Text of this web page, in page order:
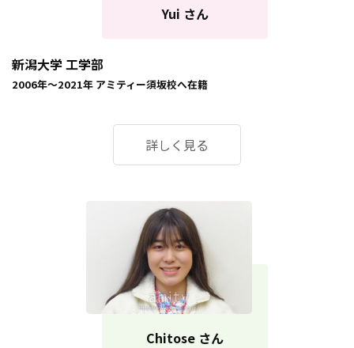
Yui さん
新潟大学 工学部
2006年～2021年 アミティー須坂校へ在籍
詳しく見る
Chitose さん